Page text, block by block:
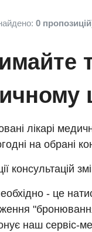
0 пропозицій
лікарі
на обрані
консультацій
- це
наш сервіс-